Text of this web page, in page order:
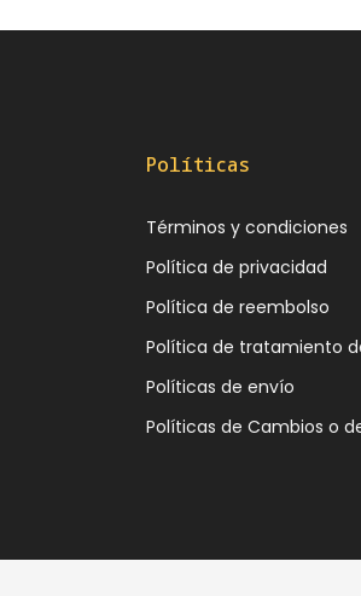
Políticas
Términos y condiciones
Política de privacidad
Política de reembolso
Política de tratamiento
Políticas de envío
Políticas de Cambios o